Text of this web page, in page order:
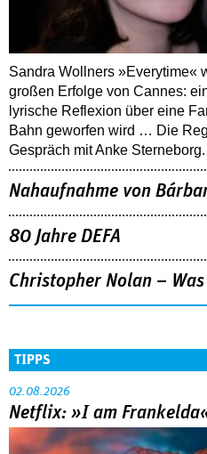
Sandra Wollners »Everytime«
großen Erfolge von Cannes:
lyrische Reflexion über eine
Bahn geworfen wird … Die
Gespräch mit Anke Sterneborg.
Nahaufnahme von
80 Jahre DEFA
Christopher Nolan –
TIPPS
02.08.2026
Netflix: »I am